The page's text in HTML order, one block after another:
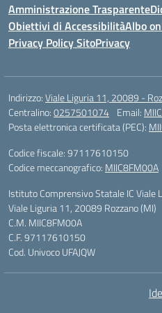
Amministrazione Trasparente
Obiettivi di AccessibilitàAlbo
Privacy Policy SitoPrivacy
Indirizzo:Viale Liguria 11, 20089 -
Centralino:0257501074 Email:
Posta elettronica certificata (PEC):
Codice fiscale: 97117610150
Codice meccanografico: MIIC8FM00A
Istituto Comprensivo Statale IC Viale
Viale Liguria 11, 20089 Rozzano (MI)
C.M. MIIC8FM00A
C.F. 97117610150
Cod. Univoco UFAJQW